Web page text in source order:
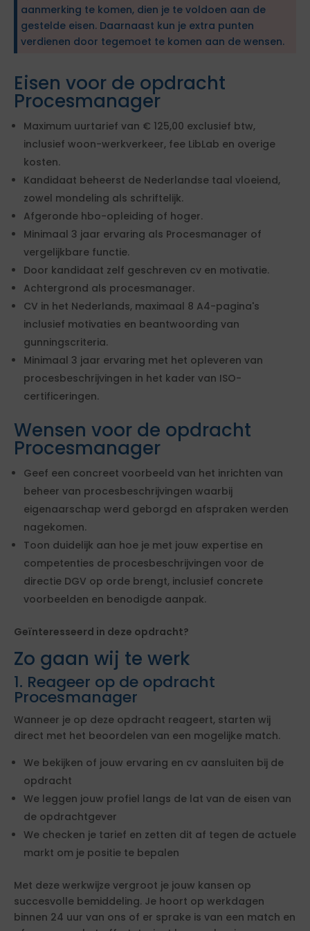
aanmerking te komen, dien je te voldoen aan de
gestelde eisen. Daarnaast kun je extra punten
verdienen door tegemoet te komen aan de wensen.
Eisen voor de opdracht
Procesmanager
Maximum uurtarief van € 125,00 exclusief btw,
inclusief woon-werkverkeer, fee LibLab en overige
kosten.
Kandidaat beheerst de Nederlandse taal vloeiend,
zowel mondeling als schriftelijk.
Afgeronde hbo-opleiding of hoger.
Minimaal 3 jaar ervaring als Procesmanager of
vergelijkbare functie.
Door kandidaat zelf geschreven cv en motivatie.
Achtergrond als procesmanager.
CV in het Nederlands, maximaal 8 A4-pagina's
inclusief motivaties en beantwoording van
gunningscriteria.
Minimaal 3 jaar ervaring met het opleveren van
procesbeschrijvingen in het kader van ISO-
certificeringen.
Wensen voor de opdracht
Procesmanager
Geef een concreet voorbeeld van het inrichten van
beheer van procesbeschrijvingen waarbij
eigenaarschap werd geborgd en afspraken werden
nagekomen.
Toon duidelijk aan hoe je met jouw expertise en
competenties de procesbeschrijvingen voor de
directie DGV op orde brengt, inclusief concrete
voorbeelden en benodigde aanpak.
Geïnteresseerd in deze opdracht?
Zo gaan wij te werk
1. Reageer op de opdracht
Procesmanager
Wanneer je op deze opdracht reageert, starten wij
direct met het beoordelen van een mogelijke match.
We bekijken of jouw ervaring en cv aansluiten bij de
opdracht
We leggen jouw profiel langs de lat van de eisen van
de opdrachtgever
We checken je tarief en zetten dit af tegen de actuele
markt om je positie te bepalen
Met deze werkwijze vergroot je jouw kansen op
succesvolle bemiddeling. Je hoort op werkdagen
binnen 24 uur van ons of er sprake is van een match en